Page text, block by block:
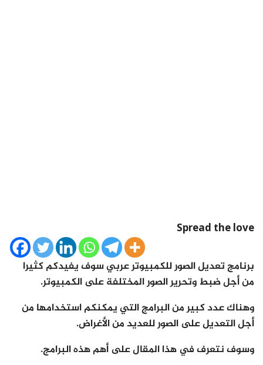
Spread the love
برنامج تعديل الصور للكمبيوتر عربي سوف يفيدكم كثيرا
من أجل ضبط وتحرير الصور المختلفة على الكمبيوتر.
وهناك عدد كبير من البرامج التي يمكنكم استخدامها من
أجل التعديل على الصور للعديد من الأغراض.
وسوف نتعرف في هذا المقال على أهم هذه البرامج.